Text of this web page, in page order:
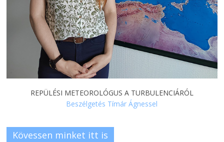
REPÜLÉSI METEOROLÓGUS A TURBULENCIÁRÓL
Beszélgetés Tímár Ágnessel
Kövessen minket itt is